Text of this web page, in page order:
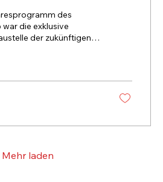
des
die exklusive
der zukünftigen
Mehr laden